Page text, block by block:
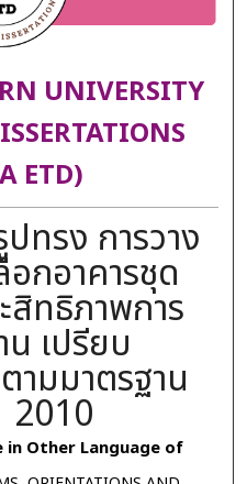
UNIVERSITY
ETD)
ทรง การวาง
กอาคารชุด
ทธิภาพการ
เปรียบ
ามมาตรฐาน
2010
Other Language of